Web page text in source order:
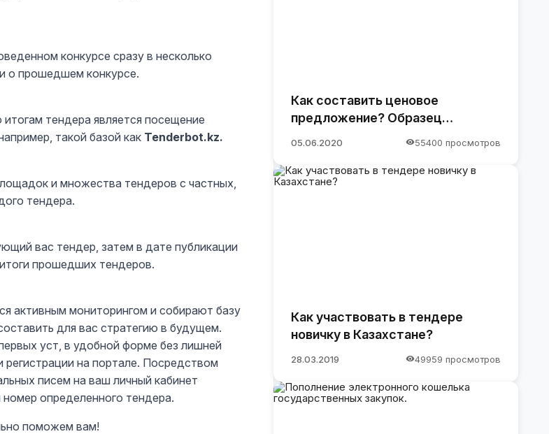
конкурсе сразу в несколько
о прошедшем конкурсе.
тендера является посещение
такой базой как Tenderbot.kz.
и множества тендеров с частных,
тендера.
вас тендер, затем в дате публикации
прошедших тендеров.
активным мониторингом и собирают базу
для вас стратегию в будущем.
уст, в удобной форме без лишней
на портале. Посредством
писем на ваш личный кабинет
определенного тендера.
поможем вам!
Как составить ценовое
предложение? Образец
05.06.2020 55400 просмотров
Как участвовать в тендере
новичку в Казахстане?
28.03.2019 49959 просмотров